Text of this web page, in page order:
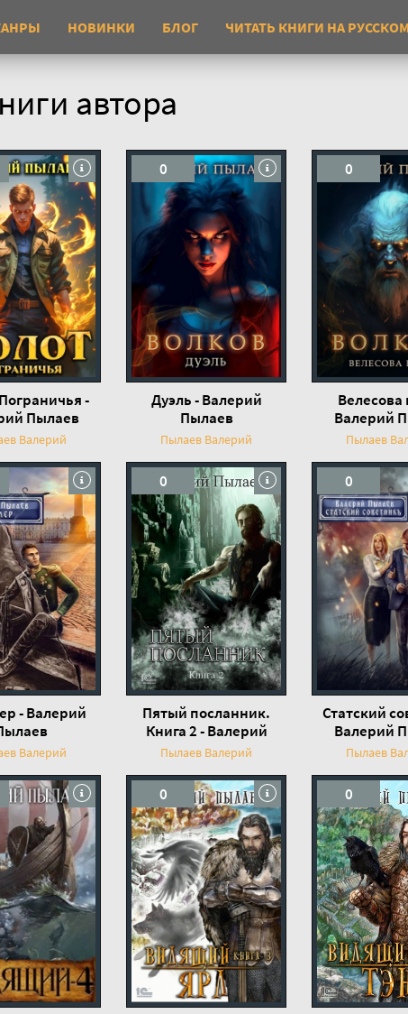
НОВИНКИ БЛОГ ЧИТАТЬ КНИГИ НА
автора
-
Пылаев
Валерий
0
Дуэль - Валерий
Пылаев
Пылаев Валерий
0
Велесова
Валерий
Пылаев
- Валерий
Валерий
0
Пятый посланник.
Книга 2 - Валерий
Пылаев
Пылаев Валерий
0
Статский
Валерий
Пылаев
0 0